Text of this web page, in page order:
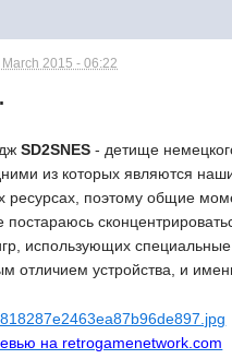
2015 - 06:22
SD2SNES - детище
из которых являются
ресурсах, поэтому общие
постараюсь
использующих
отличием устройства, и
на retrogamenetwork.com